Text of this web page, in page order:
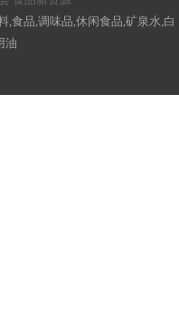
,食品,调味品,休闲食品,矿泉水,白
油